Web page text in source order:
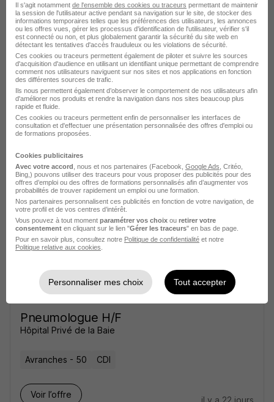
Avranches - 50 CDI 2 350 - 3 000 € / mois
Voir l’offre
il y a 22 jours
Infirmier en Chirurgie H/F
Hôpital Privé de la Baie
Avranches - 50 CDD
Voir l’offre
il y a 18 jours
Pneumologue H/F
Hôpital Privé de la Baie
Avranches - 50 CDI
Voir l’offre
il y a 22 jours
Il s'agit notamment de l'ensemble des cookies ou traceurs permettant de maintenir
la session de l'utilisateur active pendant sa navigation sur le site, de stocker des
informations temporaires telles que les préférences des utilisateurs, les annonces
ou les offres vues, gérer les processus d'identification de l'utilisateur, vérifier s'il
est connecté ou non, et plus globalement garantir la sécurité du site web en
détectant les tentatives d'accès frauduleux ou les violations de sécurité.
Ces cookies ou traceurs permettent également de piloter et suivre les sources
d'acquisition d'audience en utilisant un identifiant unique permettant de comprendre
comment nos utilisateurs naviguent sur nos sites et nos applications en fonction
des différentes sources de trafic.
Ils nous permettent également d’observer le comportement de nos utilisateurs afin
d'améliorer nos produits et rendre la navigation dans nos sites beaucoup plus
rapide et fluide.
Ces cookies ou traceurs permettent enfin de personnaliser les interfaces de
consultation et d'effectuer une présentation personnalisée des offres d'emploi ou
de formations proposées.
Cookies publicitaires
Avec votre accord , nous et nos partenaires (Facebook, Google Ads , Critéo,
Bing,) pouvons utiliser des traceurs pour vous proposer des publicités pour des
offres d’emploi ou des offres de formations personnalisés afin d’augmenter vos
probabilités de trouver rapidement un emploi ou une formation.
Nos partenaires personnalisent ces publicités en fonction de votre navigation, de
votre profil et de vos centres d’intérêt.
Vous pouvez à tout moment paramétrer vos choix ou retirer votre
consentement en cliquant sur le lien "Gérer les traceurs" en bas de page.
Pour en savoir plus, consultez notre Politique de confidentialité et notre
Politique relative aux cookies
Personnaliser mes choix Tout accepter